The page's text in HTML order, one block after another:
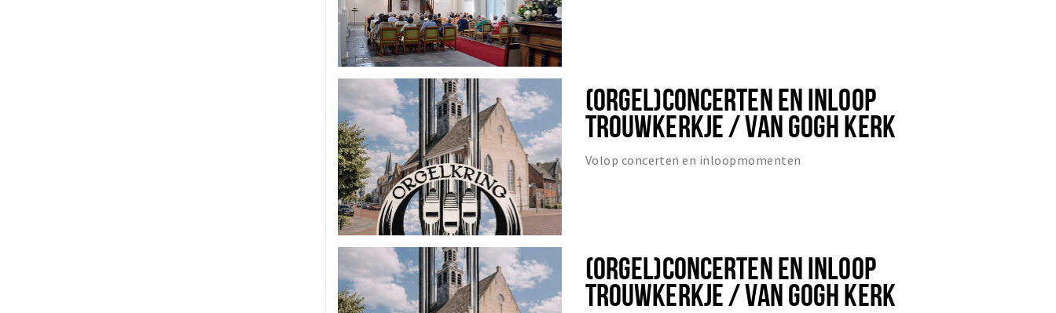
(ORGEL)CONCERTEN EN INLOOP
TROUWKERKJE / VAN GOGH KERK
Volop concerten en inloopmomenten
(ORGEL)CONCERTEN EN INLOOP
TROUWKERKJE / VAN GOGH KERK